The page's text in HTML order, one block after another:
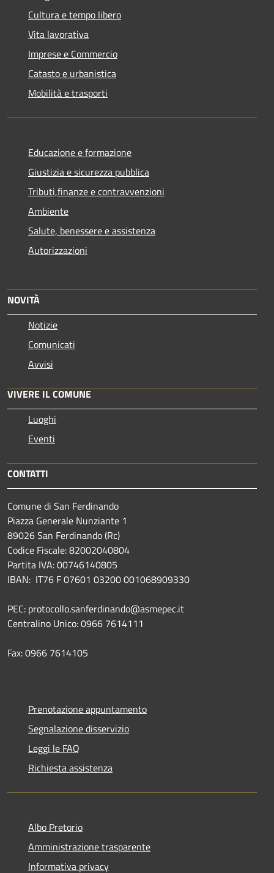
Cultura e tempo libero
Vita lavorativa
Imprese e Commercio
Catasto e urbanistica
Mobilità e trasporti
Educazione e formazione
Giustizia e sicurezza pubblica
Tributi,finanze e contravvenzioni
Ambiente
Salute, benessere e assistenza
Autorizzazioni
NOVITÀ
Notizie
Comunicati
Avvisi
VIVERE IL COMUNE
Luoghi
Eventi
CONTATTI
Comune di San Ferdinando
Piazza Generale Nunziante 1
89026 San Ferdinando (Rc)
Codice Fiscale: 82002040804
Partita IVA: 00746140805
IBAN: IT76 F 07601 03200 001068909330
PEC: protocollo.sanferdinando@asmepec.it
Centralino Unico: 0966 7614111
Fax: 0966 7614105
Prenotazione appuntamento
Segnalazione disservizio
Leggi le FAQ
Richiesta assistenza
Albo Pretorio
Amministrazione trasparente
Informativa privacy